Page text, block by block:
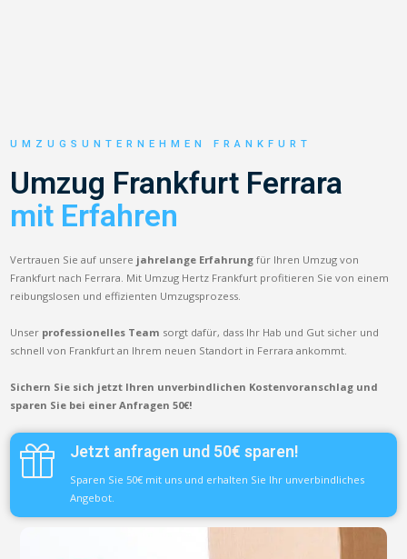
UMZUGSUNTERNEHMEN FRANKFURT
Umzug Frankfurt Ferrara
mit Erfahren
Vertrauen Sie auf unsere jahrelange Erfahrung für Ihren Umzug von
Frankfurt nach Ferrara. Mit Umzug Hertz Frankfurt profitieren Sie von einem
reibungslosen und effizienten Umzugsprozess.
Unser professionelles Team sorgt dafür, dass Ihr Hab und Gut sicher und
schnell von Frankfurt an Ihrem neuen Standort in Ferrara ankommt.
Sichern Sie sich jetzt Ihren unverbindlichen Kostenvoranschlag und
sparen Sie bei einer Anfragen 50€!
Jetzt anfragen und 50€ sparen!
Sparen Sie 50€ mit uns und erhalten Sie Ihr unverbindliches
Angebot.